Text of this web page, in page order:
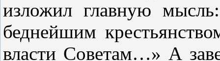
изложил главную
беднейшим
власти Советам…» А